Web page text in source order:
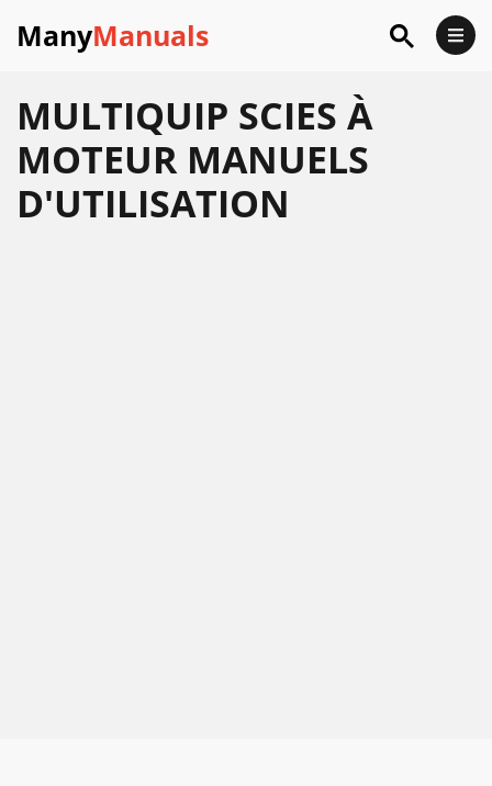
ManyManuals
MULTIQUIP SCIES À
MOTEUR MANUELS
D'UTILISATION